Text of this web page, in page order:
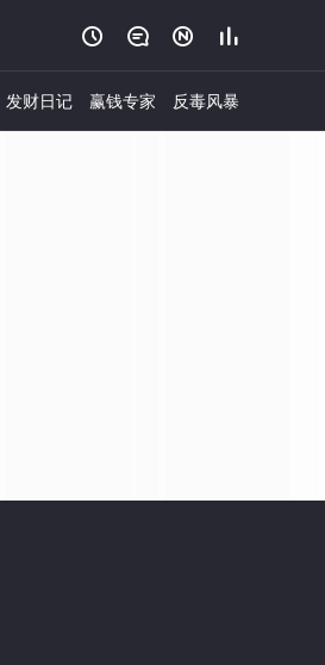
   
发财日记 赢钱专家 反毒风暴